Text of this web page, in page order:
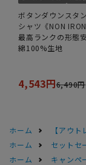
ボタンダウンスタ
シャツ《NON
最高ランクの形態
綿100%生地
4,543円6,490円
ホーム 【アウ
ホーム
セットセ
ホーム
キャンペ